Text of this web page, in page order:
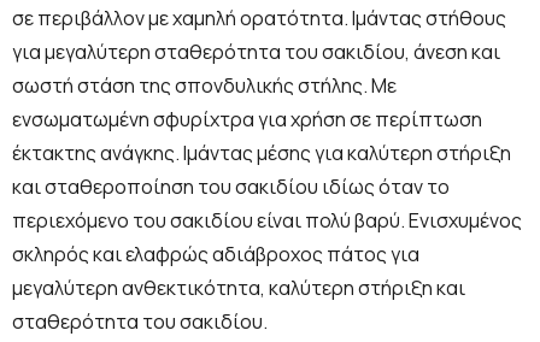
σε περιβάλλον με χαμηλή ορατότητα. Ιμάντας στήθους
για μεγαλύτερη σταθερότητα του σακιδίου, άνεση και
σωστή στάση της σπονδυλικής στήλης. Mε
ενσωματωμένη σφυρίχτρα για χρήση σε περίπτωση
έκτακτης ανάγκης. Ιμάντας μέσης για καλύτερη στήριξη
και σταθεροποίηση του σακιδίου ιδίως όταν το
περιεχόμενο του σακιδίου είναι πολύ βαρύ. Ενισχυμένος
σκληρός και ελαφρώς αδιάβροχος πάτος για
μεγαλύτερη ανθεκτικότητα, καλύτερη στήριξη και
σταθερότητα του σακιδίου.